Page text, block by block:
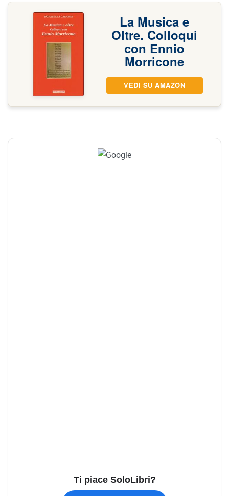
La Musica e
Oltre. Colloqui
con Ennio
Morricone
VEDI SU AMAZON
Ti piace SoloLibri?